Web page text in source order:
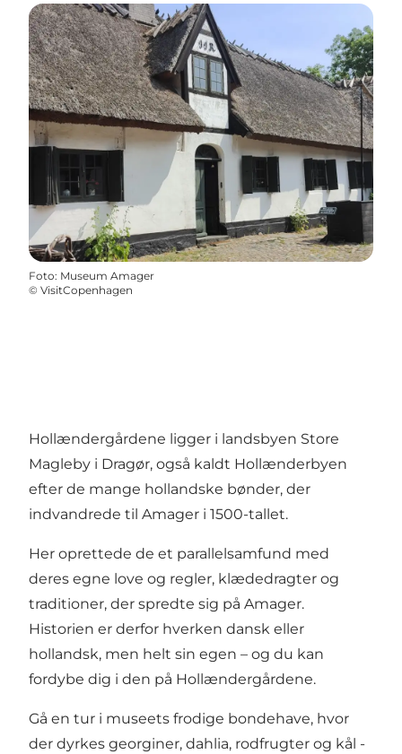
Foto: Museum Amager
© VisitCopenhagen
Hollændergårdene ligger i landsbyen Store
Magleby i Dragør, også kaldt Hollænderbyen
efter de mange hollandske bønder, der
indvandrede til Amager i 1500-tallet.
Her oprettede de et parallelsamfund med
deres egne love og regler, klædedragter og
traditioner, der spredte sig på Amager.
Historien er derfor hverken dansk eller
hollandsk, men helt sin egen – og du kan
fordybe dig i den på Hollændergårdene.
Gå en tur i museets frodige bondehave, hvor
der dyrkes georginer, dahlia, rodfrugter og kål -